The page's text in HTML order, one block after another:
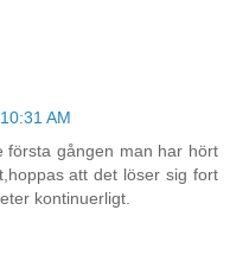
AM
första gången man har hört
att det löser sig fort
kontinuerligt.